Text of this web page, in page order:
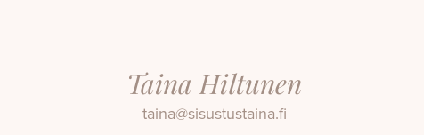
Taina Hiltunen
taina@sisustustaina.fi